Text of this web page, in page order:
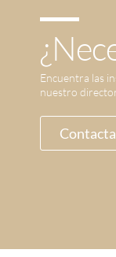
Encuentra las
nuestro